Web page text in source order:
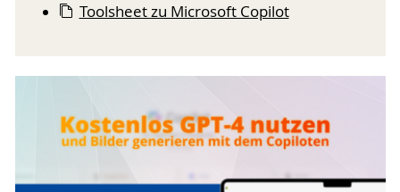
Toolsheet zu Microsoft Copilot